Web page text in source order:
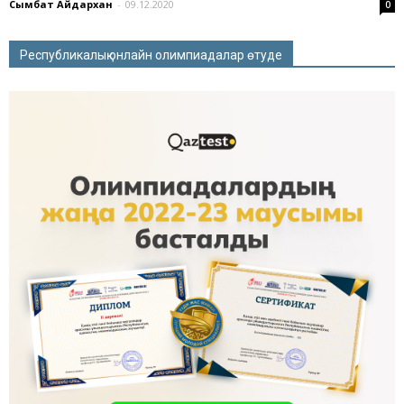
Сымбат Айдархан - 09.12.2020 0
Республикалық онлайн олимпиадалар өтуде